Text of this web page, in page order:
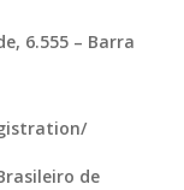
6.555 – Barra
de